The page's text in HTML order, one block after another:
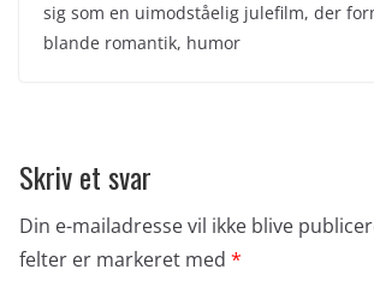
sig som en uimodståelig julefilm, der
blande romantik, humor
Skriv et svar
Din e-mailadresse vil ikke blive
felter er markeret med *